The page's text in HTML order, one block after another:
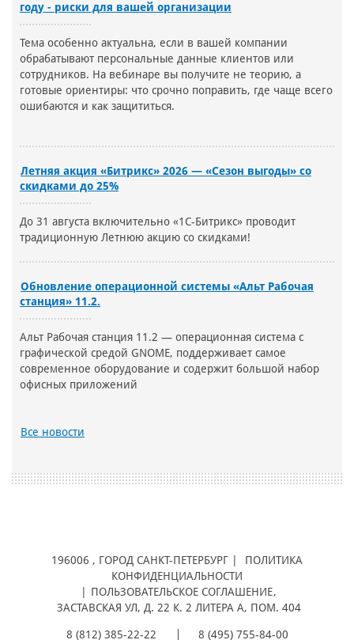
году - риски для вашей организации
Тема особенно актуальна, если в вашей компании
обрабатывают персональные данные клиентов или
сотрудников. На вебинаре вы получите не теорию, а
готовые ориентиры: что срочно поправить, где чаще всего
ошибаются и как защититься.
Летняя акция «Битрикс» 2026 — «Сезон выгоды» со
скидками до 25%
До 31 августа включительно «1С-Битрикс» проводит
традиционную Летнюю акцию со скидками!
Обновление операционной системы «Альт Рабочая
станция» 11.2.
Альт Рабочая станция 11.2 — операционная система с
графической средой GNOME, поддерживает самое
современное оборудование и содержит большой набор
офисных приложений
Все новости
196006 , ГОРОД САНКТ-ПЕТЕРБУРГ |
ПОЛИТИКА
КОНФИДЕНЦИАЛЬНОСТИ
ПОЛЬЗОВАТЕЛЬСКОЕ СОГЛАШЕНИЕ,
ЗАСТАВСКАЯ УЛ, Д. 22 К. 2 ЛИТЕРА А, ПОМ. 404
8 (812) 385-22-22 8 (495) 755-84-00